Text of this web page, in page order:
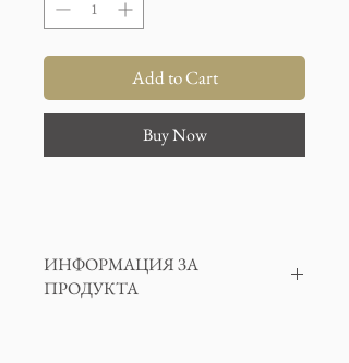
Add to Cart
Buy Now
ИНФОРМАЦИЯ ЗА
ПРОДУКТА